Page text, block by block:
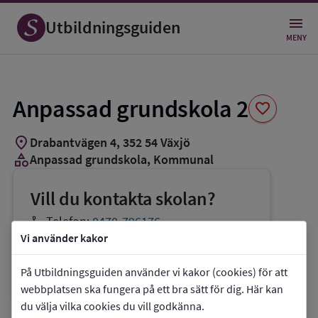
Vi använder kakor
På Utbildningsguiden använder vi kakor (cookies) för att
webbplatsen ska fungera på ett bra sätt för dig. Här kan
du välja vilka cookies du vill godkänna.
Utbildningsguiden MENY
Anpassad grundskola 2 favorite
Spara
som
favorit
location_on Drabantvägen 4, 35254Växjö
categoryAnpassad grundskola, Kommunal
Vill du kontakta skolan?
phoneTelefon:0470-796176
mailE-post: utbildningsnamnden@vaxjo.se
linkWebbplats:Anpassad grundskola 2